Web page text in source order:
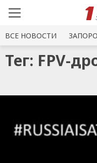
ВСЕ НОВОСТИ
Тег: FPV-